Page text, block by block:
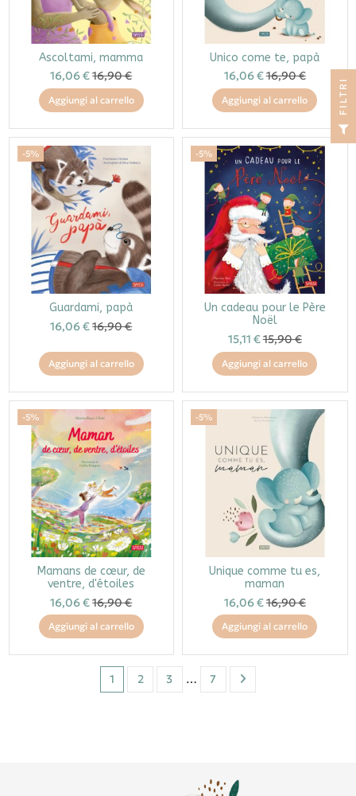
Ascoltami, mamma
16,06 €16,90 €
Aggiungi al carrello
Unico come te, papà
16,06 €16,90 €
Aggiungi al carrello
-5%
Guardami, papà
16,06 €16,90 €
Aggiungi al carrello
-5%
Un cadeau pour le Père
Noël
15,11 €15,90 €
Aggiungi al carrello
-5%
Mamans de cœur, de
ventre, d'étoiles
16,06 €16,90 €
Aggiungi al carrello
-5%
Unique comme tu es,
maman
16,06 €16,90 €
Aggiungi al carrello
1 2 3 … 7
I